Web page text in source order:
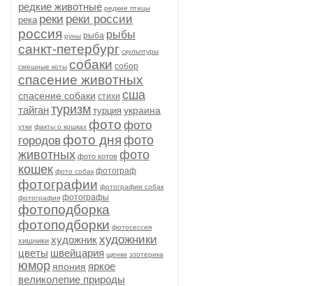
редкие животные редкие птицы
река реки реки россии
россия руны рыба рыбы
санкт-петербург скульптуры
смешные коты собаки собор
спасение животных
спасение собаки стихи сша
тайгантуризм турция украина
утки факты о кошках фото фото
городовфото дня фото
животных фото котов фото
кошек фото собак фотограф
фотографии фотографии собак
фотография фотографы
фотоподборка
фотоподборки фотосессия
хищники художникхудожники
цветы швейцария щенки эзотерика
юмор япония яркое
великолепие природы